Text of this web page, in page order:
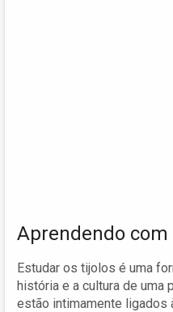
Aprendendo
Estudar os tijolos é uma
história e a cultura de uma
estão intimamente ligados